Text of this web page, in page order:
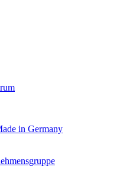
in Germany